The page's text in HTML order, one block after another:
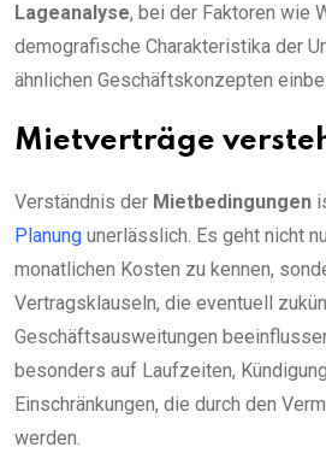
Lageanalyse, bei der Faktoren wie
demografische Charakteristika der
ähnlichen Geschäftskonzepten
Mietverträge
Verständnis der Mietbedingungen
Planung unerlässlich. Es geht nicht
monatlichen Kosten zu kennen,
Vertragsklauseln, die eventuell
Geschäftsausweitungen
besonders auf Laufzeiten,
Einschränkungen, die durch den
werden.